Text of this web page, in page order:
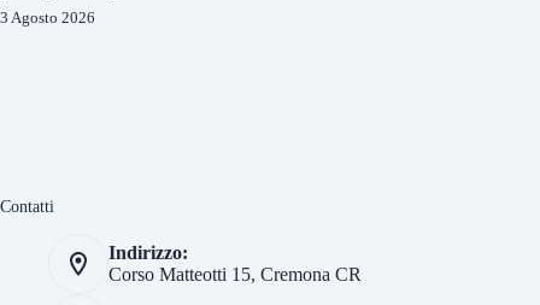
3 Agosto 2026
Contatti
Indirizzo:
Corso Matteotti 15, Cremona CR